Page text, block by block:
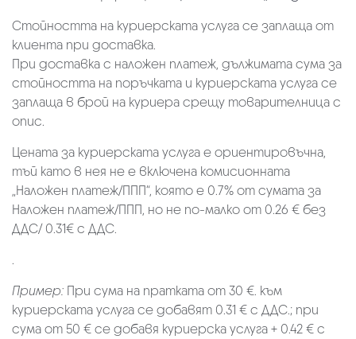
Стойността на куриерската услуга се заплаща от
клиента при доставка.
При доставка с наложен платеж, дължимата сума за
стойността на поръчката и куриерската услуга се
заплаща в брой на куриера срещу товарителница с
опис.
Цената за куриерската услуга е ориентировъчна,
тъй като в нея не е включена комисионната
„Наложен платеж/ППП“, която е 0.7% от сумата за
Наложен платеж/ППП, но не по-малко от 0.26 € без
ДДС/ 0.31€ с ДДС.
.
Пример: При сума на пратката от 30 €. към
куриерската услуга се добавят 0.31 € с ДДС.; при
сума от 50 € се добавя куриерска услуга + 0.42 € с